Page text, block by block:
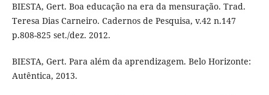
BIESTA, Gert. Boa educação na era da mensuração. Trad.
Teresa Dias Carneiro. Cadernos de Pesquisa, v.42 n.147
p.808-825 set./dez. 2012.
BIESTA, Gert. Para além da aprendizagem. Belo Horizonte:
Autêntica, 2013.